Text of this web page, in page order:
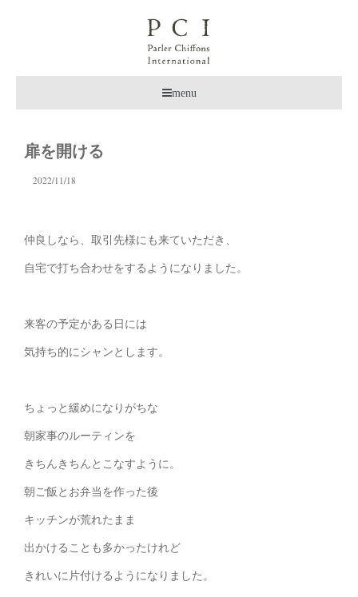
menu
扉を開ける
2022/11/18
仲良しなら、取引先様にも来ていただき、
自宅で打ち合わせをするようになりました。
来客の予定がある日には
気持ち的にシャンとします。
ちょっと緩めになりがちな
朝家事のルーティンを
きちんきちんとこなすように。
朝ご飯とお弁当を作った後
キッチンが荒れたまま
出かけることも多かったけれど
きれいに片付けるようになりました。